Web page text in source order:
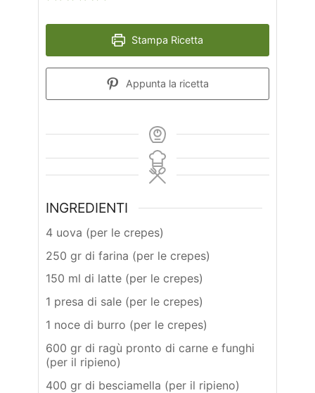
Stampa Ricetta
Appunta la ricetta
INGREDIENTI
4 uova (per le crepes)
250 gr di farina (per le crepes)
150 ml di latte (per le crepes)
1 presa di sale (per le crepes)
1 noce di burro (per le crepes)
600 gr di ragù pronto di carne e funghi
(per il ripieno)
400 gr di besciamella (per il ripieno)